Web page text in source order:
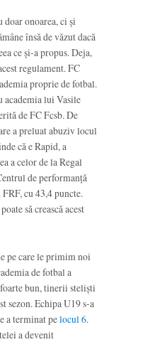
onoarea, ci și
însă de văzut dacă
ce și-a propus. Deja,
regulament. FC
proprie de fotbal.
academia lui Vasile
de FC Fcsb. De
a preluat abuziv locul
că e Rapid, a
a celor de la Regal
de performanță
cu 43,4 puncte.
să crească acest
pe care le primim noi
de fotbal a
bun, tinerii steliști
sezon. Echipa U19 s-a
a terminat pelocul 6.
a devenit